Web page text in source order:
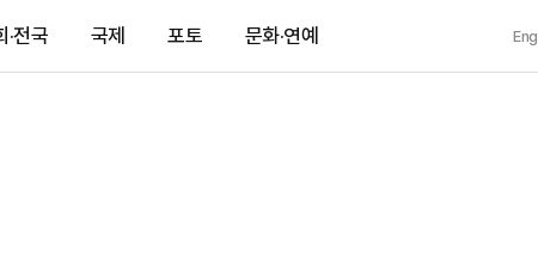
·전국 국제 포토 문화·연예